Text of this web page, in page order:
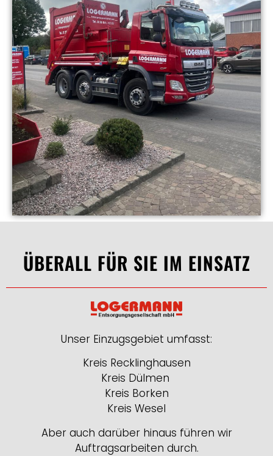
ÜBERALL FÜR SIE IM EINSATZ
Unser Einzugsgebiet umfasst:
Kreis Recklinghausen
Kreis Dülmen
Kreis Borken
Kreis Wesel
Aber auch darüber hinaus führen wir
Auftragsarbeiten durch.